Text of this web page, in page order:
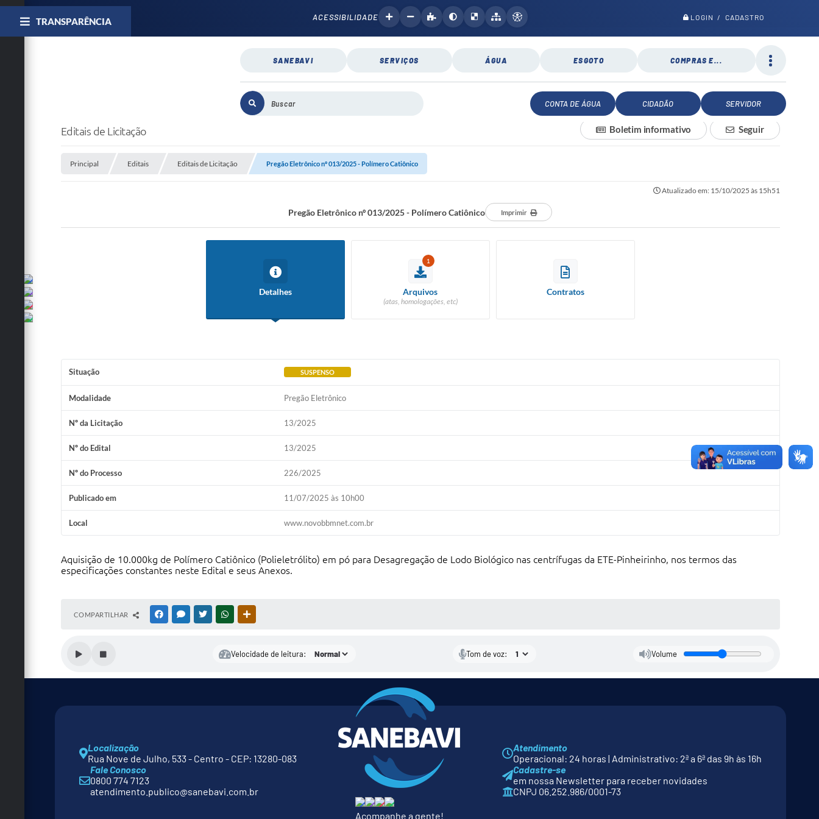
LOGIN / CADASTRO
SANEBAVI SERVIÇOS ÁGUA ESGOTO COMPRAS E...
CONTA DE ÁGUA CIDADÃO SERVIDOR
ACESSIBILIDADE
TRANSPARÊNCIA
Editais de Licitação Seguir
Boletim informativo
Principal Editais Editais de Licitação Pregão Eletrônico nº 013/2025 - Polímero Catiônico
Atualizado em: 15/10/2025 às 15h51
Pregão Eletrônico nº 013/2025 - Polímero Catiônico Imprimir
Detalhes
1
Arquivos
(atas, homologações, etc)
Contratos
Situação SUSPENSO
Modalidade Pregão Eletrônico
Nº da Licitação 13/2025
Nº do Edital 13/2025
Nº do Processo 226/2025
Publicado em 11/07/2025 às 10h00
Local www.novobbmnet.com.br
Aquisição de 10.000kg de Polímero Catiônico (Polieletrólito) em pó para Desagregação de Lodo Biológico nas centrífugas da ETE-Pinheirinho, nos termos das
especificações constantes neste Edital e seus Anexos.
COMPARTILHAR FACEBOOKMESSENGER
TWITTERWHATSAPP
Velocidade de leitura: Tom de voz: Volume
Localização
Rua Nove de Julho, 533 - Centro - CEP: 13280-083
Fale Conosco
0800 774 7123
atendimento.publico@sanebavi.com.br
Acompanhe a gente!
Atendimento
Operacional: 24 horas | Administrativo: 2ª a 6ª das 9h às 16h
Cadastre-se
em nossa Newsletter para receber novidades
CNPJ 06.252.986/0001-73